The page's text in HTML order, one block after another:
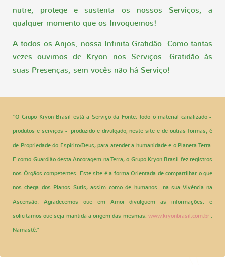
nutre, protege e sustenta os nossos Serviços, a
qualquer momento que os Invoquemos!
A todos os Anjos, nossa Infinita Gratidão. Como tantas
vezes ouvimos de Kryon nos Serviços: Gratidão às
suas Presenças, sem vocês não há Serviço!
“O Grupo Kryon Brasil está a Serviço da Fonte. Todo o material canalizado -
produtos e serviços - produzido e divulgado, neste site e de outras formas, é
de Propriedade do Espírito/Deus, para atender a humanidade e o Planeta Terra.
E como Guardião desta Ancoragem na Terra, o Grupo Kryon Brasil fez registros
nos Órgãos competentes. Este site é a forma Orientada de compartilhar o que
nos chega dos Planos Sutis, assim como de humanos na sua Vivência na
Ascensão. Agradecemos que em Amor divulguem as informações, e
solicitamos que seja mantida a origem das mesmas, www.kryonbrasil.com.br.
Namastê.”